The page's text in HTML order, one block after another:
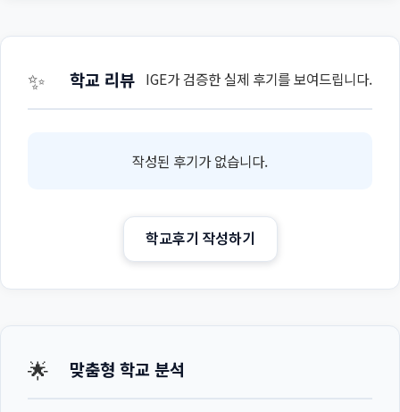
✨ 학교 리뷰 IGE가 검증한 실제 후기를 보여드립니다.
작성된 후기가 없습니다.
학교후기 작성하기
🌟 맞춤형 학교 분석